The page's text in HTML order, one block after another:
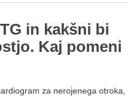
in kakšni bi
Kaj pomeni
za nerojenega otroka,